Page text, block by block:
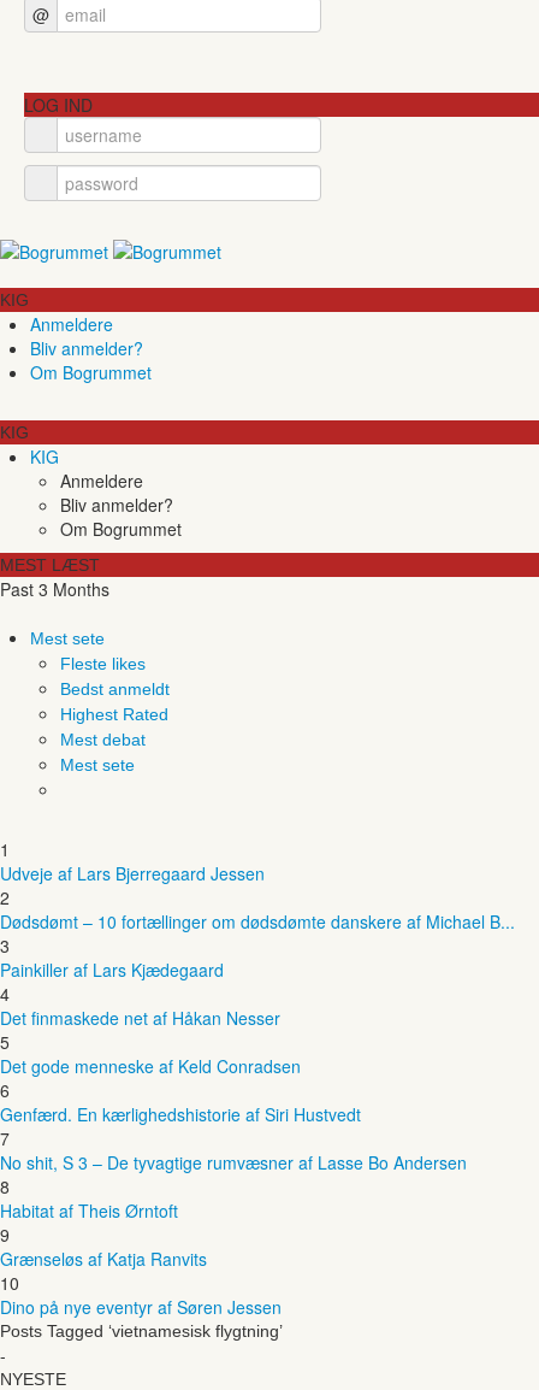
@
LOG IND
KIG
Anmeldere
Bliv anmelder?
Om Bogrummet
KIG
KIG
Anmeldere
Bliv anmelder?
Om Bogrummet
MEST LÆST
Past 3 Months
Mest sete
Fleste likes
Bedst anmeldt
Highest Rated
Mest debat
Mest sete
1
Udveje af Lars Bjerregaard Jessen
2
Dødsdømt – 10 fortællinger om dødsdømte danskere af Michael B...
3
Painkiller af Lars Kjædegaard
4
Det finmaskede net af Håkan Nesser
5
Det gode menneske af Keld Conradsen
6
Genfærd. En kærlighedshistorie af Siri Hustvedt
7
No shit, S 3 – De tyvagtige rumvæsner af Lasse Bo Andersen
8
Habitat af Theis Ørntoft
9
Grænseløs af Katja Ranvits
10
Dino på nye eventyr af Søren Jessen
Posts Tagged ‘vietnamesisk flygtning’
-
NYESTE